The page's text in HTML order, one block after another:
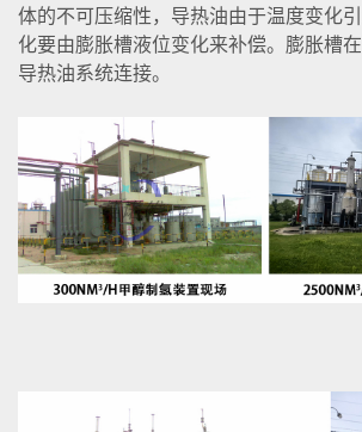
体的不可压缩性，导热油由于温度变化
化要由膨胀槽液位变化来补偿。膨胀槽
导热油系统连接。